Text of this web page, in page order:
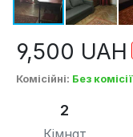
9,500 UAH
Комісійні: Без комісії
2
Кімнат